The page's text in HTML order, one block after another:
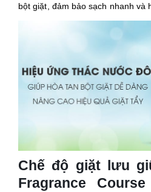
bột giặt, đảm bảo sạch nhanh và
Chế độ giặt lưu
Fragrance